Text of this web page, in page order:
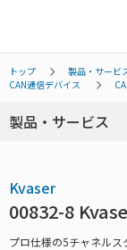
トップ 製品・サービ
CAN通信デバイス
製品・サービス
Kvaser
00832-8
プロ仕様の5チャネル